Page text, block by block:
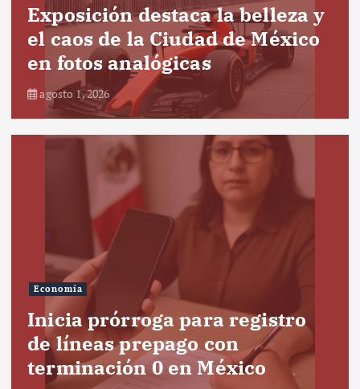
Exposición destaca la belleza y
el caos de la Ciudad de México
en fotos analógicas
agosto 1, 2026
Economía
Inicia prórroga para registro
de líneas prepago con
terminación 0 en México